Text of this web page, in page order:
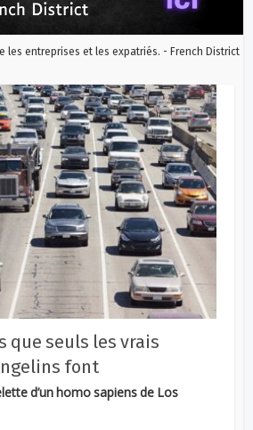
les entreprises et les expatriés. - French District
que seuls les vrais
font
d’un homo sapiens de Los